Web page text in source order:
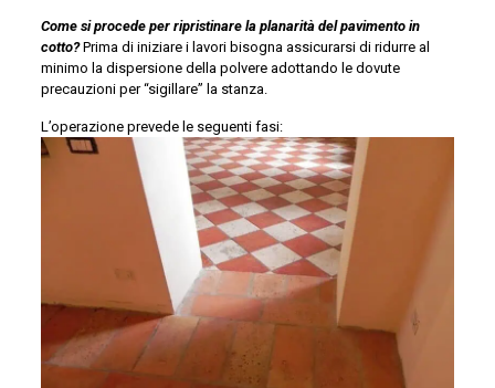
Come si procede per ripristinare la planarità del pavimento in
cotto?Prima di iniziare i lavori bisogna assicurarsi di ridurre al
minimo la dispersione della polvere adottando le dovute
precauzioni per “sigillare” la stanza.
L’operazione prevede le seguenti fasi: